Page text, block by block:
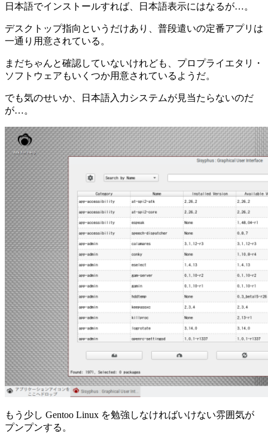
日本語でインストールすれば、日本語表示にはなるが…。
デスクトップ指向というだけあり、普段遣いの定番アプリは
一通り用意されている。
まだちゃんと確認していないけれども、プロプライエタリ・
ソフトウェアもいくつか用意されているようだ。
でも気のせいか、日本語入力システムが見当たらないのだ
が…。
もう少し Gentoo Linux を勉強しなければいけない雰囲気が
プンプンする。